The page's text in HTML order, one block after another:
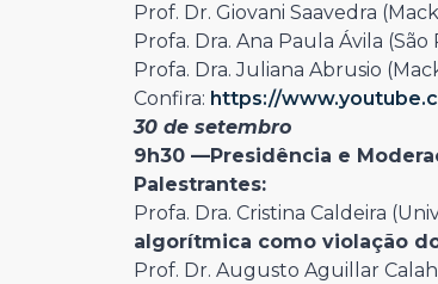
Prof. Dr. Giovani Saavedra
Profa. Dra. Ana Paula Ávila (São
Profa. Dra. Juliana Abrusio
Confira: https://
30 de setembro
9h30 —Presidência e
Palestrantes:
Profa. Dra. Cristina Caldeira
algorítmica como violação
Prof. Dr. Augusto Aguillar